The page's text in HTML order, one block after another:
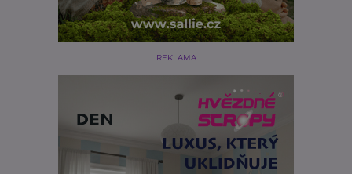
REKLAMA